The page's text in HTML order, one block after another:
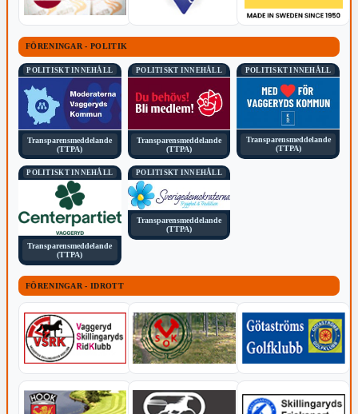
FÖRENINGAR - POLITIK
POLITISKT INNEHÅLL
Transparensmeddelande
(TTPA)
POLITISKT INNEHÅLL
Transparensmeddelande
(TTPA)
POLITISKT INNEHÅLL
Transparensmeddelande
(TTPA)
POLITISKT INNEHÅLL
Transparensmeddelande
(TTPA)
POLITISKT INNEHÅLL
Transparensmeddelande
(TTPA)
FÖRENINGAR - IDROTT